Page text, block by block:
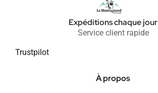
Expéditions chaque jour
Service client rapide
Trustpilot
À propos